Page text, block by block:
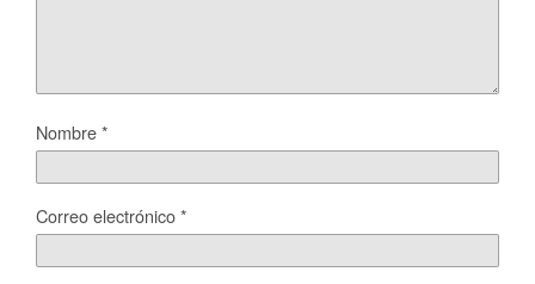
Nombre*
Correo electrónico*